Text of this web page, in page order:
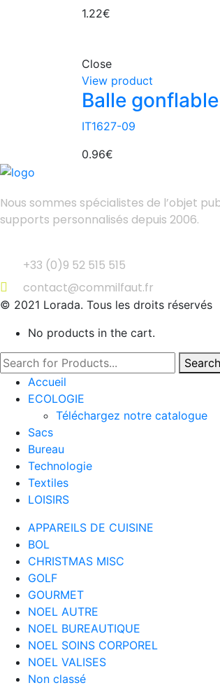
1.22€
Close
View product
Balle
IT1627-09
0.96€
Nous sommes spécialistes de l’objet
supports personnalisés depuis 2006.
+33 (0)9 52 515 515
contact@commilfaut.fr
© 2021 Lorada. Tous les droits réservés
No products in the cart.
Search
Accueil
ECOLOGIE
Téléchargez notre catalogue
Sacs
Bureau
Technologie
Textiles
LOISIRS
APPAREILS DE CUISINE
BOL
CHRISTMAS MISC
GOLF
GOURMET
NOEL AUTRE
NOEL BUREAUTIQUE
NOEL SOINS CORPOREL
NOEL VALISES
Non classé